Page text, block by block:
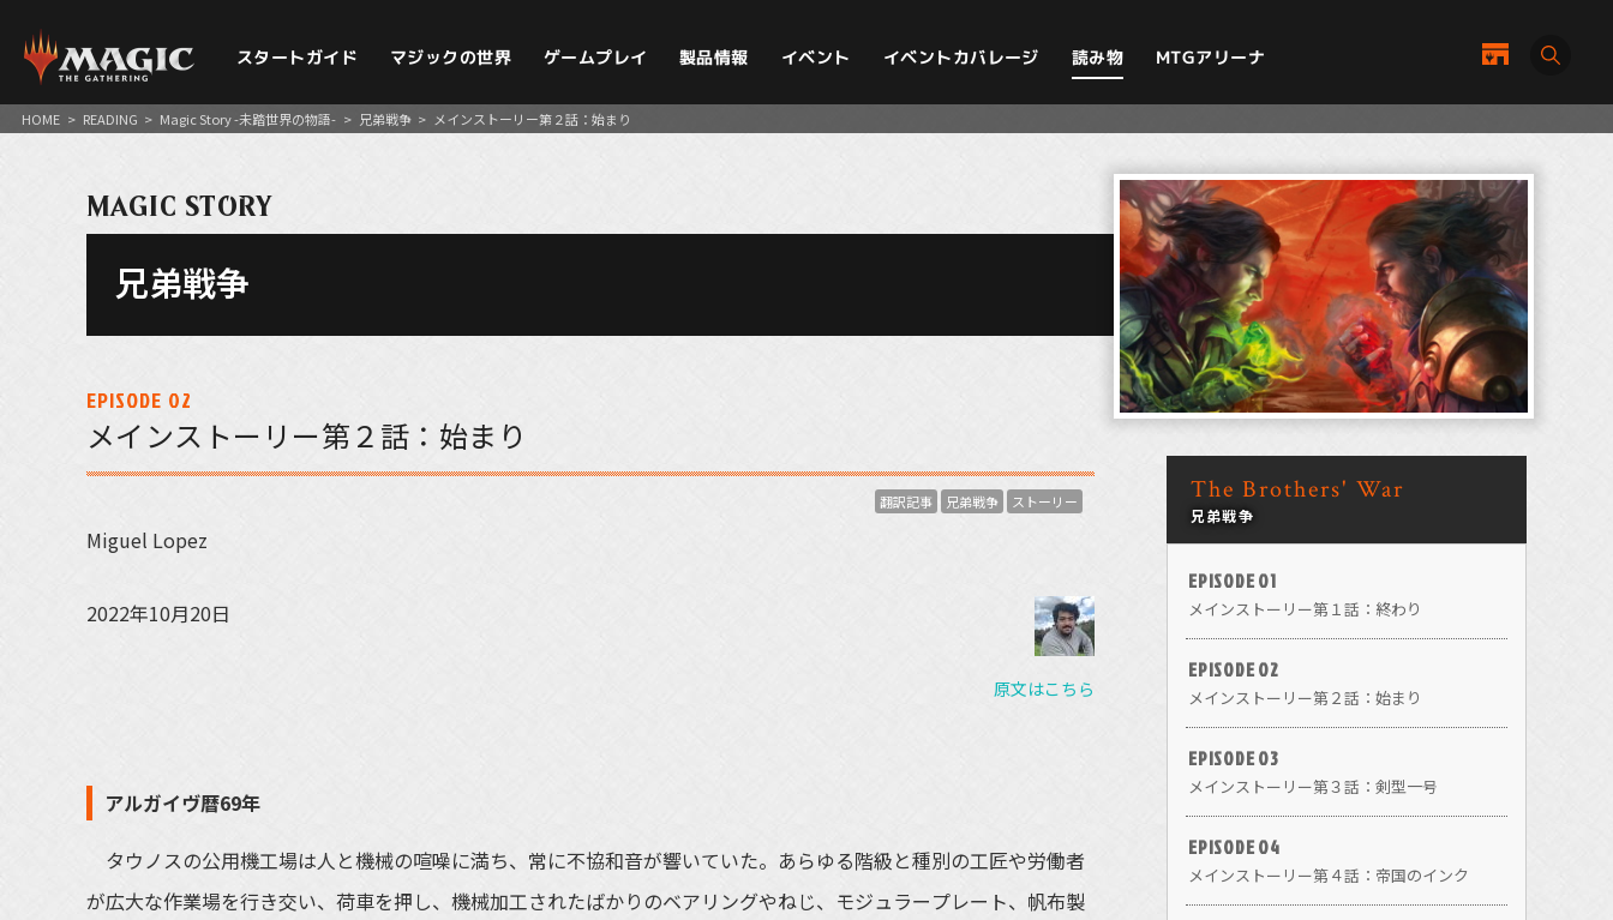
スタートガイド マジックの世界 ゲームプレイ 製品情報 イベント イベントカバレージ 読み物 MTGアリーナ
HOME > READING > Magic Story -未踏世界の物語- > 兄弟戦争 > メインストーリー第２話：始まり
MAGIC STORY
兄弟戦争
EPISODE 02
メインストーリー第２話：始まり
翻訳記事 兄弟戦争 ストーリー
Miguel Lopez
2022年10月20日
原文はこちら
アルガイヴ暦69年
タウノスの公用機工場は人と機械の喧噪に満ち、常に不協和音が響いていた。あらゆる階級と種別の工匠や労働者
が広大な作業場を行き交い、荷車を押し、機械加工されたばかりのベアリングやねじ、モジュラープレート、帆布製
The Brothers' War
兄弟戦争
EPISODE 01
メインストーリー第１話：終わり
EPISODE 02
メインストーリー第２話：始まり
EPISODE 03
メインストーリー第３話：剣型一号
EPISODE 04
メインストーリー第４話：帝国のインク